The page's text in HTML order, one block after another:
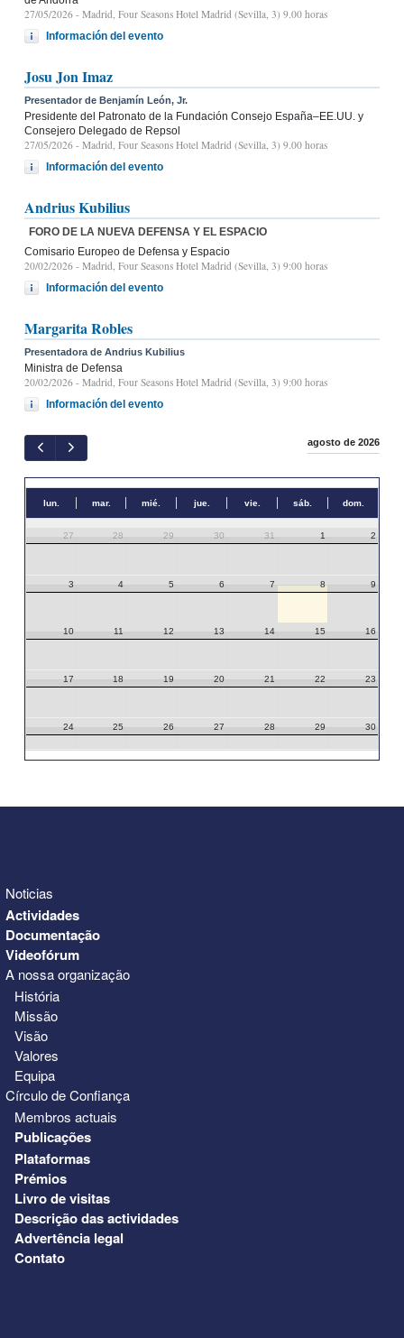
27/05/2026 - Madrid, Four Seasons Hotel Madrid (Sevilla, 3) 9.00 horas
Información del evento
Josu Jon Imaz
Presentador de Benjamín León, Jr.
Presidente del Patronato de la Fundación Consejo España–EE.UU. y
Consejero Delegado de Repsol
27/05/2026 - Madrid, Four Seasons Hotel Madrid (Sevilla, 3) 9.00 horas
Información del evento
Andrius Kubilius
FORO DE LA NUEVA DEFENSA Y EL ESPACIO
Comisario Europeo de Defensa y Espacio
20/02/2026 - Madrid, Four Seasons Hotel Madrid (Sevilla, 3) 9:00 horas
Información del evento
Margarita Robles
Presentadora de Andrius Kubilius
Ministra de Defensa
20/02/2026 - Madrid, Four Seasons Hotel Madrid (Sevilla, 3) 9:00 horas
Información del evento
agosto de 2026
lun. mar. mié. jue. vie. sáb. dom.
27 28 29 30 31 1 2
3 4 5 6 7 8 9
10 11 12 13 14 15 16
17 18 19 20 21 22 23
24 25 26 27 28 29 30
Noticias
Actividades
Documentação
Videofórum
A nossa organização
História
Missão
Visão
Valores
Equipa
Círculo de Confiança
Membros actuais
Publicações
Plataformas
Prémios
Livro de visitas
Descrição das actividades
Advertência legal
Contato